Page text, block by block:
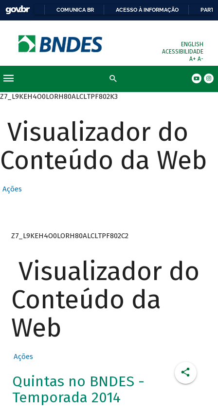
COMUNICA BR ACESSO À INFORMAÇÃO
ENGLISH
ACESSIBILIDADE
A+ A-
Z7_L9KEH4O0LORH80ALCLTPF802K3
Visualizador do
Conteúdo da Web
Ações
Z7_L9KEH4O0LORH80ALCLTPF802C2
Visualizador do
Conteúdo da
Web
Ações
Quintas no BNDES -
Temporada 2014